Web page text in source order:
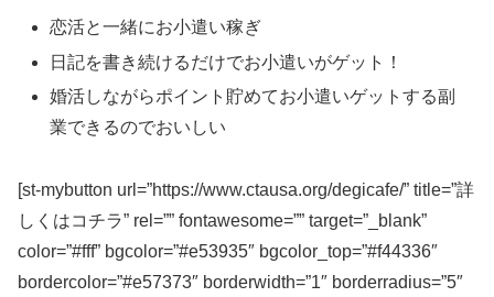
恋活と一緒にお小遣い稼ぎ
日記を書き続けるだけでお小遣いがゲット！
婚活しながらポイント貯めてお小遣いゲットする副
業できるのでおいしい
[st-mybutton url=”https://www.ctausa.org/degicafe/” title=”詳
しくはコチラ” rel=”” fontawesome=”” target=”_blank”
color=”#fff” bgcolor=”#e53935″ bgcolor_top=”#f44336″
bordercolor=”#e57373″ borderwidth=”1″ borderradius=”5″